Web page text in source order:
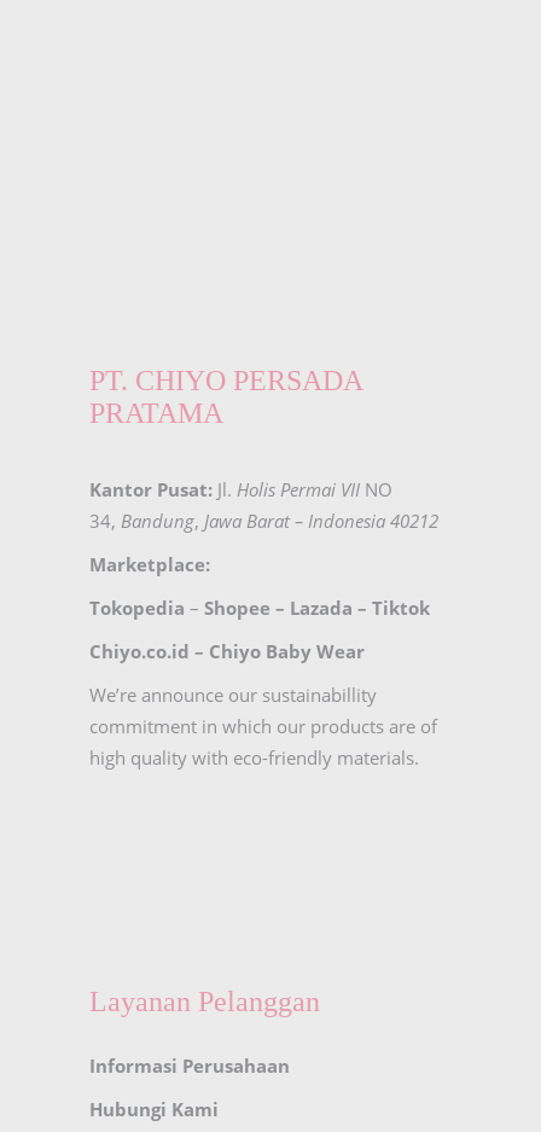
PT. CHIYO PERSADA
PRATAMA
Kantor Pusat: Jl. Holis Permai VII NO
34, Bandung, Jawa Barat – Indonesia 40212
Marketplace:
Tokopedia – Shopee – Lazada – Tiktok
Chiyo.co.id – Chiyo Baby Wear
We’re announce our sustainabillity
commitment in which our products are of
high quality with eco-friendly materials.
Layanan Pelanggan
Informasi Perusahaan
Hubungi Kami